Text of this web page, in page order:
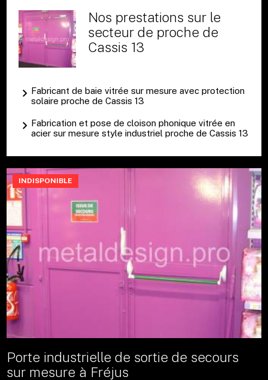
Nos prestations sur le
secteur de proche de
Cassis 13
Fabricant de baie vitrée sur mesure avec protection
solaire proche de Cassis 13
Fabrication et pose de cloison phonique vitrée en
acier sur mesure style industriel proche de Cassis 13
INDISPONIBLE
Porte industrielle de sortie de secours
sur mesure à Fréjus